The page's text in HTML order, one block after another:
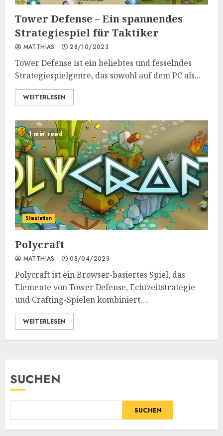
Tower Defense – Ein spannendes
Strategiespiel für Taktiker
MATTHIAS 28/10/2023
Tower Defense ist ein beliebtes und fesselndes
Strategiespielgenre, das sowohl auf dem PC als...
WEITERLESEN
1 min read
Simulation
Polycraft
MATTHIAS 08/04/2023
Polycraft ist ein Browser-basiertes Spiel, das
Elemente von Tower Defense, Echtzeitstrategie
und Crafting-Spielen kombiniert....
WEITERLESEN
SUCHEN
SUCHEN